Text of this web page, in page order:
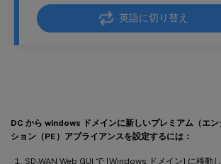
英語に切り替え
DC から windows ドメインに新しいプレミアム（エン
ション（PE）アプライアンスを設定するには：
SD-WAN Web GUI で [Windows ドメイン] に移動